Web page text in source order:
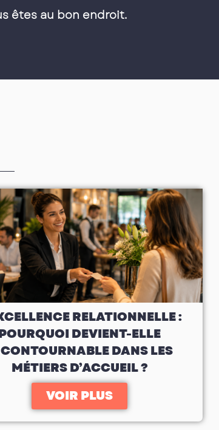
êtes au bon endroit.
RELATIONNELLE :
DEVIENT-ELLE
DANS LES
MÉTIERS D’ACCUEIL ?
VOIR PLUS